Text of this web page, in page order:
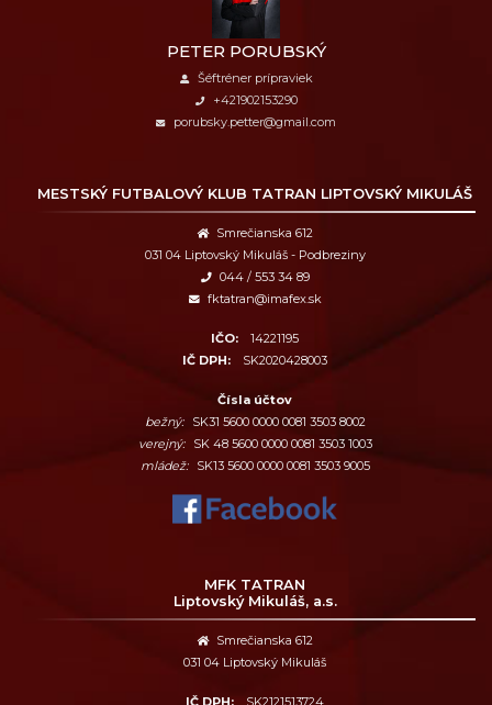
PETER PORUBSKÝ
Šéftréner prípraviek
+421902153290
porubsky.petter@gmail.com
MESTSKÝ FUTBALOVÝ KLUB TATRAN LIPTOVSKÝ MIKULÁŠ
Smrečianska 612
031 04 Liptovský Mikuláš - Podbreziny
044 / 553 34 89
fktatran@imafex.sk
IČO:
14221195
IČ DPH:
SK2020428003
Čísla účtov
bežný:
SK31 5600 0000 0081 3503 8002
verejný:
SK 48 5600 0000 0081 3503 1003
mládež:
SK13 5600 0000 0081 3503 9005
MFK TATRAN
Liptovský Mikuláš, a.s.
Smrečianska 612
031 04 Liptovský Mikuláš
IČ DPH: SK2121513724